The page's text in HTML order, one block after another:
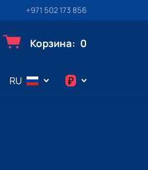
+971 502 173 856
Корзина: 0
RU ₽